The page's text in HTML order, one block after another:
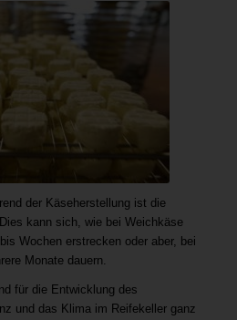
der Käseherstellung ist die
kann sich, wie bei Weichkäse
Wochen erstrecken oder aber, bei
Monate dauern.
für die Entwicklung des
und das Klima im Reifekeller ganz